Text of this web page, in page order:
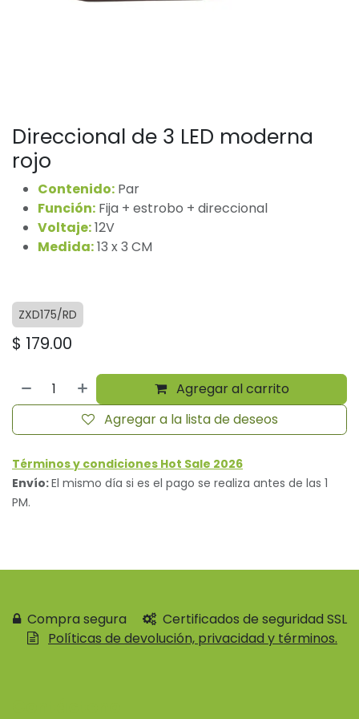
Direccional de 3 LED moderna
rojo
Contenido: Par
Función: Fija + estrobo + direccional
Voltaje:12V
Medida:13 x 3 CM
ZXD175/RD
$ 179.00
Agregar al carrito
Agregar a la lista de deseos
Términos y condiciones Hot Sale 2026
Envío:El mismo día si es el pago se realiza antes de las 1
PM.
Compra segura
Certificados de seguridad SSL
Políticas de devolución, privacidad y términos.